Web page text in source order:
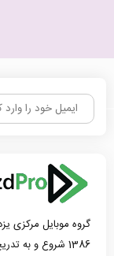
گروه موبایل مرکزی
1386 شروع و به